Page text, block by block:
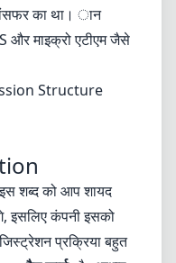
Garden
का था। ान
और माइक्रो एटीएम जैसे
Structure
शब्द को आप शायद
इसलिए कंपनी इसको
प्रक्रिया बहुत